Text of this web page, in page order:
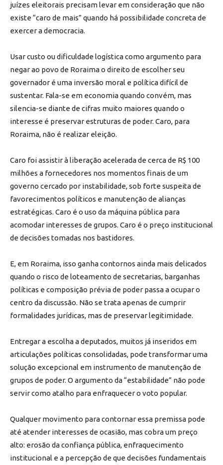
juízes eleitorais precisam levar em consideração que não
existe “caro de mais” quando há possibilidade concreta de
exercer a democracia.
Usar custo ou dificuldade logística como argumento para
negar ao povo de Roraima o direito de escolher seu
governador é uma inversão moral e política difícil de
sustentar. Fala-se em economia quando convém, mas
silencia-se diante de cifras muito maiores quando o
interesse é preservar estruturas de poder. Caro, para
Roraima, não é realizar eleição.
Caro foi assistir à liberação acelerada de cerca de R$ 100
milhões a fornecedores nos momentos finais de um
governo cercado por instabilidade, sob forte suspeita de
favorecimentos políticos e manutenção de alianças
estratégicas. Caro é o uso da máquina pública para
acomodar interesses de grupos. Caro é o preço institucional
de decisões tomadas nos bastidores.
E, em Roraima, isso ganha contornos ainda mais delicados
quando o risco de loteamento de secretarias, barganhas
políticas e composição prévia de poder passa a ocupar o
centro da discussão. Não se trata apenas de cumprir
formalidades jurídicas, mas de preservar legitimidade.
Entregar a escolha a deputados, muitos já inseridos em
articulações políticas consolidadas, pode transformar uma
solução excepcional em instrumento de manutenção de
grupos de poder. O argumento da “estabilidade” não pode
servir como atalho para enfraquecer o voto popular.
Qualquer movimento para contornar essa premissa pode
até atender interesses de ocasião, mas cobra um preço
alto: erosão da confiança pública, enfraquecimento
institucional e a percepção de que decisões fundamentais